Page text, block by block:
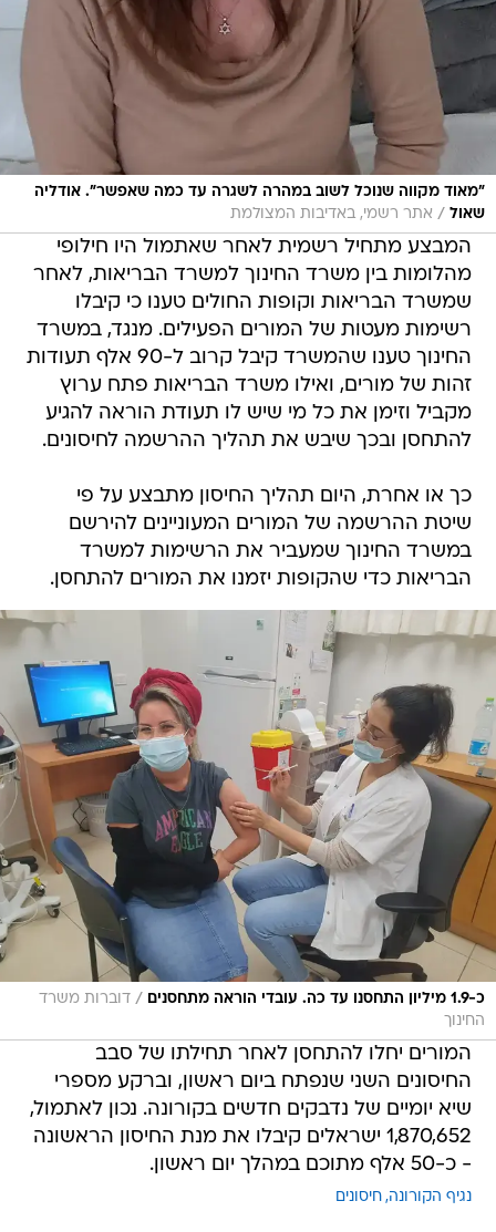
"מאוד מקווה שנוכל לשוב במהרה לשגרה עד כמה שאפשר". אודליה
שאול / אתר רשמי, באדיבות המצולמת
המבצע מתחיל רשמית לאחר שאתמול היו חילופי
מהלומות בין משרד החינוך למשרד הבריאות, לאחר
שמשרד הבריאות וקופות החולים טענו כי קיבלו
רשימות מעטות של המורים הפעילים. מנגד, במשרד
החינוך טענו שהמשרד קיבל קרוב ל-90 אלף תעודות
זהות של מורים, ואילו משרד הבריאות פתח ערוץ
מקביל וזימן את כל מי שיש לו תעודת הוראה להגיע
להתחסן ובכך שיבש את תהליך ההרשמה לחיסונים.
כך או אחרת, היום תהליך החיסון מתבצע על פי
שיטת ההרשמה של המורים המעוניינים להירשם
במשרד החינוך שמעביר את הרשימות למשרד
הבריאות כדי שהקופות יזמנו את המורים להתחסן.
כ-1.9 מיליון התחסנו עד כה. עובדי הוראה מתחסנים / דוברות משרד
החינוך
המורים יחלו להתחסן לאחר תחילתו של סבב
החיסונים השני שנפתח ביום ראשון, וברקע מספרי
שיא יומיים של נדבקים חדשים בקורונה. נכון לאתמול,
1,870,652 ישראלים קיבלו את מנת החיסון הראשונה
- כ-50 אלף מתוכם במהלך יום ראשון.
נגיף הקורונה חיסונים